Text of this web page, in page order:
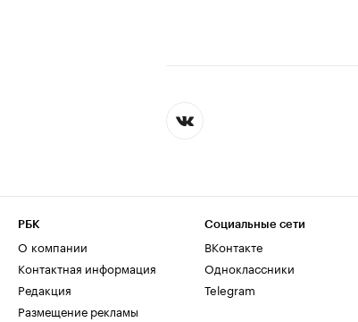
РБК
О компании
Контактная информация
Редакция
Размещение рекламы
Социальные сети
ВКонтакте
Одноклассники
Telegram